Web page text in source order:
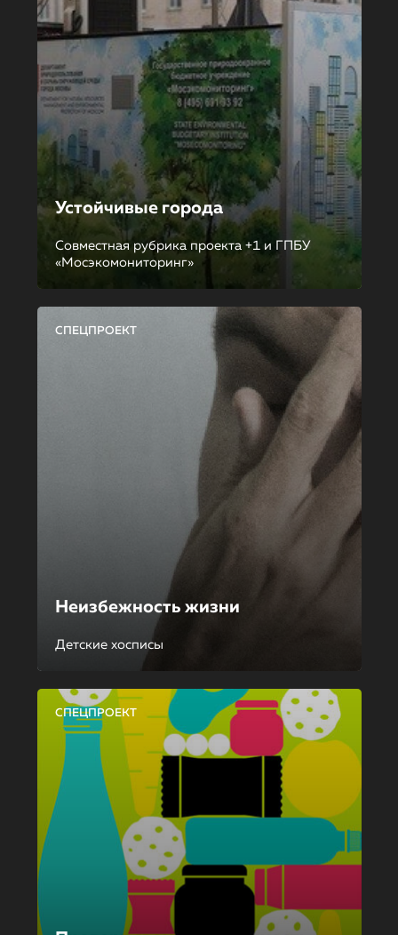
Устойчивые города
Совместная рубрика проекта +1 и ГПБУ
«Мосэкомониторинг»
СПЕЦПРОЕКТ
Неизбежность жизни
Детские хосписы
СПЕЦПРОЕКТ